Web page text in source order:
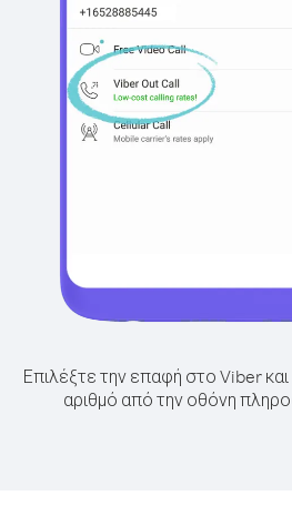
Επιλέξτε την επαφή στο Viber
αριθμό από την οθόνη